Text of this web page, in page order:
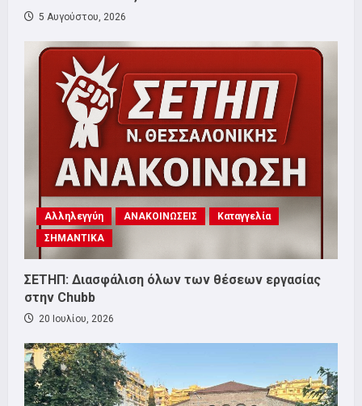
5 Αυγούστου, 2026
Αλληλεγγύη ΑΝΑΚΟΙΝΩΣΕΙΣ
Καταγγελία
ΣΗΜΑΝΤΙΚΑ
ΣΕΤΗΠ: Διασφάλιση όλων των θέσεων εργασίας
στην Chubb
20 Ιουλίου, 2026